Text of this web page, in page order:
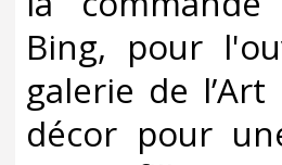
Bing, pour
galerie de l’Art
décor pour